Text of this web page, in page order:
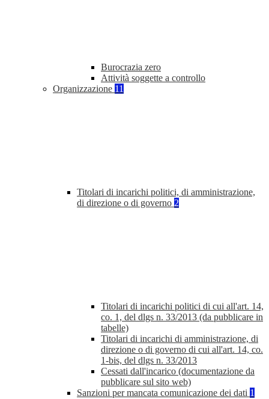
Burocrazia zero
Attività soggette a controllo
Organizzazione 11
Titolari di incarichi politici, di amministrazione,
di direzione o di governo 2
Titolari di incarichi politici di cui all'art. 14,
co. 1, del dlgs n. 33/2013 (da pubblicare in
tabelle)
Titolari di incarichi di amministrazione, di
direzione o di governo di cui all'art. 14, co.
1-bis, del dlgs n. 33/2013
Cessati dall'incarico (documentazione da
pubblicare sul sito web)
Sanzioni per mancata comunicazione dei dati 1